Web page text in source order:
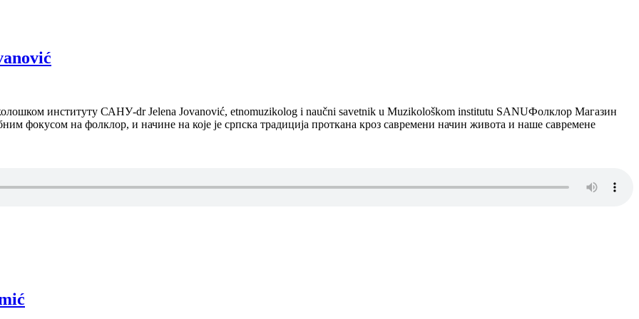
институту САНУ-dr Jelena Jovanović, etnomuzikolog i naučni savetnik u Muzikološkom institutu SANUФолклор Магазин
фокусом на фолклор, и начине на које је српска традиција проткана кроз савремени начин живота и наше савремене